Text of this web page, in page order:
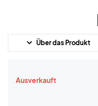
Über das Produkt
Ausverkauft